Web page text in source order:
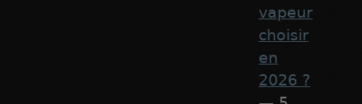
vapeur
choisir
en
2026 ?